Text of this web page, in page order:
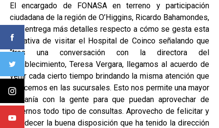
El encargado de FONASA en terreno y participación
ciudadana de la región de O’Higgins, Ricardo Bahamondes,
nos entrega más detalles respecto a cómo se gesta esta
iniciativa de visitar el Hospital de Coinco señalando que
“tras una conversación con la directora del
establecimiento, Teresa Vergara, llegamos al acuerdo de
venir cada cierto tiempo brindando la misma atención que
ofrecemos en las sucursales. Esto nos permite una mayor
cercanía con la gente para que puedan aprovechar de
hacernos todo tipo de consultas. Aprovecho de felicitar y
agradecer la buena disposición que ha tenido la dirección